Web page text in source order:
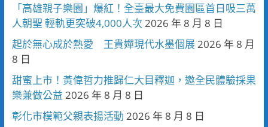
「高雄親子樂園」爆紅！全臺最大免費園區首日吸三萬
人朝聖 輕軌更突破4,000人次 2026 年 8 月 8 日
起於無心成於熱愛 王貴嬋現代水墨個展2026 年 8 月
8 日
甜蜜上市！黃偉哲力推歸仁大目釋迦，邀全民體驗採果
樂兼做公益 2026 年 8 月 8 日
彰化市模範父親表揚活動 2026 年 8 月 8 日